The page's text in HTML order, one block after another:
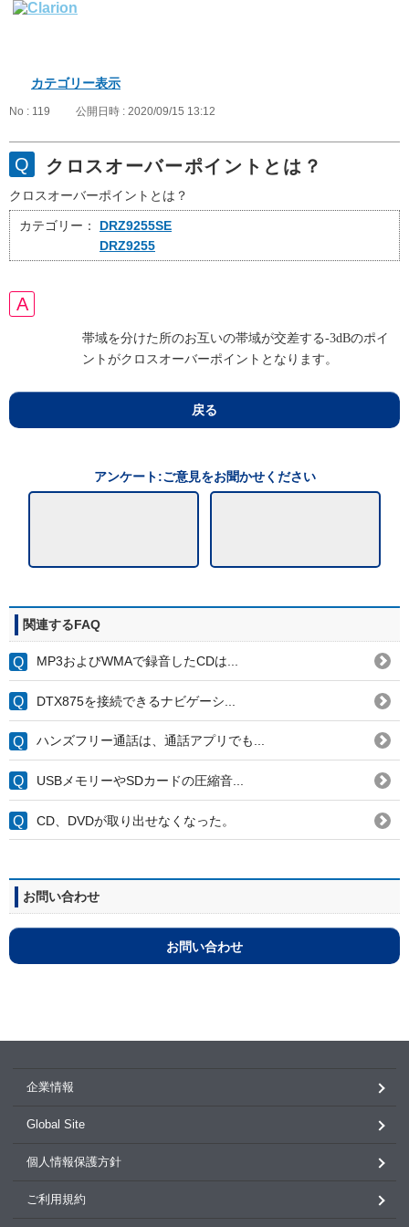
カテゴリー表示
No : 119 公開日時 : 2020/09/15 13:12
クロスオーバーポイントとは？
クロスオーバーポイントとは？
カテゴリー：
DRZ9255SE
DRZ9255
帯域を分けた所のお互いの帯域が交差する-3dBのポイ
ントがクロスオーバーポイントとなります。
戻る
アンケート:ご意見をお聞かせください
関連するFAQ
MP3およびWMAで録音したCDは...
DTX875を接続できるナビゲーシ...
ハンズフリー通話は、通話アプリでも...
USBメモリーやSDカードの圧縮音...
CD、DVDが取り出せなくなった。
お問い合わせ
お問い合わせ
企業情報
Global Site
個人情報保護方針
ご利用規約